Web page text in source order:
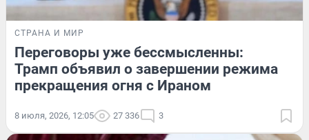
СТРАНА И МИР
Переговоры уже бессмысленны:
Трамп объявил о завершении режима
прекращения огня с Ираном
8 июля, 2026, 12:05 27 336 3